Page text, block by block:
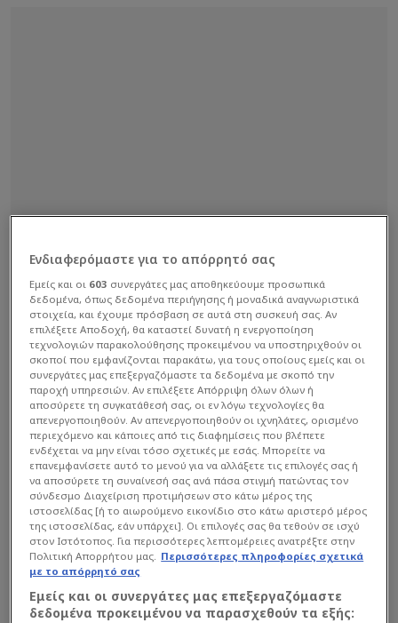
Ενδιαφερόμαστε για το απόρρητό σας
Εμείς και οι 603 συνεργάτες μας αποθηκεύουμε προσωπικά
δεδομένα, όπως δεδομένα περιήγησης ή μοναδικά αναγνωριστικά
στοιχεία, και έχουμε πρόσβαση σε αυτά στη συσκευή σας. Αν
επιλέξετε Αποδοχή, θα καταστεί δυνατή η ενεργοποίηση
τεχνολογιών παρακολούθησης προκειμένου να υποστηριχθούν οι
σκοποί που εμφανίζονται παρακάτω, για τους οποίους εμείς και οι
συνεργάτες μας επεξεργαζόμαστε τα δεδομένα με σκοπό την
παροχή υπηρεσιών. Αν επιλέξετε Απόρριψη όλων όλων ή
αποσύρετε τη συγκατάθεσή σας, οι εν λόγω τεχνολογίες θα
απενεργοποιηθούν. Αν απενεργοποιηθούν οι ιχνηλάτες, ορισμένο
περιεχόμενο και κάποιες από τις διαφημίσεις που βλέπετε
ενδέχεται να μην είναι τόσο σχετικές με εσάς. Μπορείτε να
επανεμφανίσετε αυτό το μενού για να αλλάξετε τις επιλογές σας ή
να αποσύρετε τη συναίνεσή σας ανά πάσα στιγμή πατώντας τον
σύνδεσμο Διαχείριση προτιμήσεων στο κάτω μέρος της
ιστοσελίδας [ή το αιωρούμενο εικονίδιο στο κάτω αριστερό μέρος
της ιστοσελίδας, εάν υπάρχει]. Οι επιλογές σας θα τεθούν σε ισχύ
στον Ιστότοπος. Για περισσότερες λεπτομέρειες ανατρέξτε στην
Πολιτική Απορρήτου μας. Περισσότερες πληροφορίες σχετικά
με το απόρρητό σας
Εμείς και οι συνεργάτες μας επεξεργαζόμαστε
δεδομένα προκειμένου να παρασχεθούν τα εξής: